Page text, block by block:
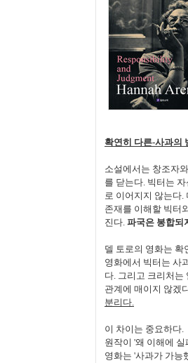
확연히 다른-사과의
소설에서는 창조자
를 닫는다. 빅터는
로 이어지지 않는다.
존재를 이해할 빅터
진다. 파국은 봉합되
델 토로의 영화는 확
영화에서 빅터는 사
다. 그리고 크리처는
관계에 매이지 않겠
분리다.
이 차이는 중요하다.
원작이 '왜 이해에 실
영화는 '사과가 가능